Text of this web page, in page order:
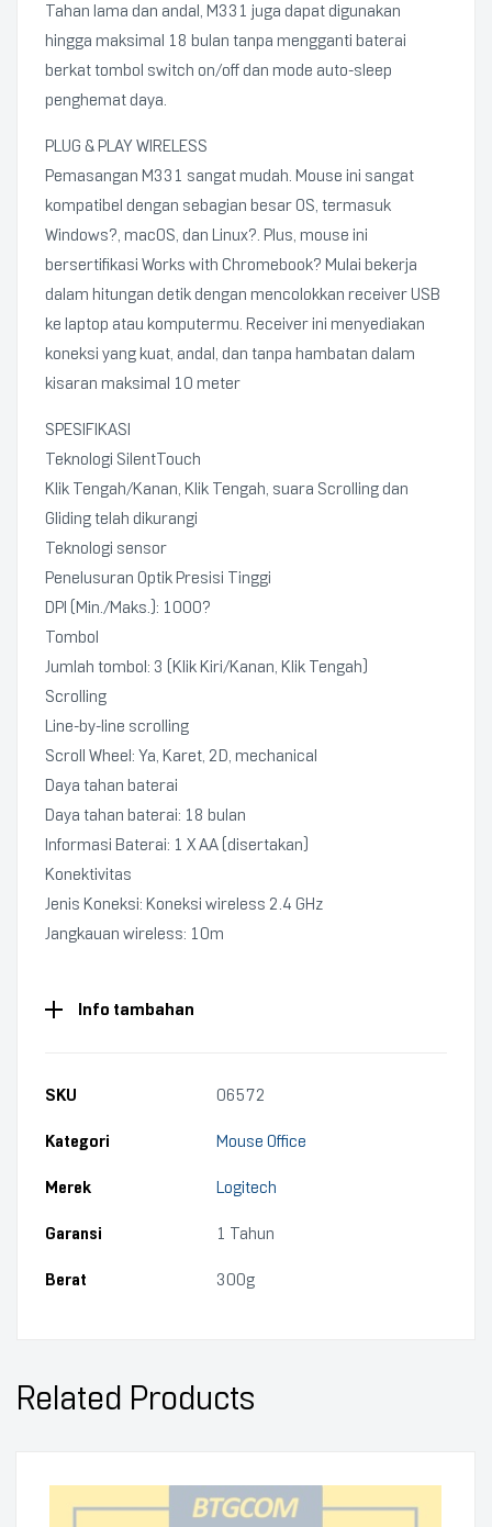
Tahan lama dan andal, M331 juga dapat digunakan
hingga maksimal 18 bulan tanpa mengganti baterai
berkat tombol switch on/off dan mode auto-sleep
penghemat daya.
PLUG & PLAY WIRELESS
Pemasangan M331 sangat mudah. Mouse ini sangat
kompatibel dengan sebagian besar OS, termasuk
Windows?, macOS, dan Linux?. Plus, mouse ini
bersertifikasi Works with Chromebook? Mulai bekerja
dalam hitungan detik dengan mencolokkan receiver USB
ke laptop atau komputermu. Receiver ini menyediakan
koneksi yang kuat, andal, dan tanpa hambatan dalam
kisaran maksimal 10 meter
SPESIFIKASI
Teknologi SilentTouch
Klik Tengah/Kanan, Klik Tengah, suara Scrolling dan
Gliding telah dikurangi
Teknologi sensor
Penelusuran Optik Presisi Tinggi
DPI (Min./Maks.): 1000?
Tombol
Jumlah tombol: 3 (Klik Kiri/Kanan, Klik Tengah)
Scrolling
Line-by-line scrolling
Scroll Wheel: Ya, Karet, 2D, mechanical
Daya tahan baterai
Daya tahan baterai: 18 bulan
Informasi Baterai: 1 X AA (disertakan)
Konektivitas
Jenis Koneksi: Koneksi wireless 2.4 GHz
Jangkauan wireless: 10m
Info tambahan
SKU 06572
Kategori Mouse Office
Merek Logitech
Garansi 1 Tahun
Berat 300g
Related Products